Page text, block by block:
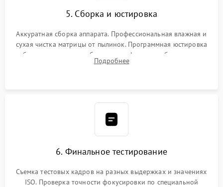
5. Сборка и юстировка
Аккуратная сборка аппарата. Профессиональная влажная и
сухая чистка матрицы от пылинок. Программная юстировка
рабочего отрезка, калибровка автофокуса, стабилизатора и
экспозамера с помощью сервисного ПО.
Подробнее
6. Финальное тестирование
Съемка тестовых кадров на разных выдержках и значениях
ISO. Проверка точности фокусировки по специальной